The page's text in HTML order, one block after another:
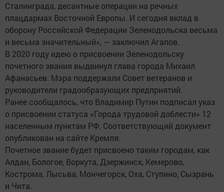
Сталинграда, десантные операции на речных
плацдармах Восточной Европы. И сегодня вклад в
оборону Российской Федерации Зеленодольска весьма
и весьма значительный», — заключил Агапов.
В 2020 году идею о присвоении Зеленодольску
почетного звания выдвинул глава города Михаил
Афанасьев. Мэра поддержали Совет ветеранов и
руководители градообразующих предприятий.
Ранее сообщалось, что Владимир Путин подписал указ
о присвоении статуса «Города трудовой доблести» 12
населенным пунктам РФ. Соответствующий документ
опубликован на сайте Кремля.
Почетное звание будет присвоено таким городам, как
Алдан, Бологое, Воркута, Дзержинск, Кемерово,
Кострома, Лысьва, Мончегорск, Оха, Ступино, Сызрань
и Чита.